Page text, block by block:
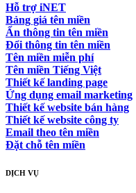
Hỗ trợ iNET
Bảng giá tên miền
Ẩn thông tin tên miền
Đổi thông tin tên miền
Tên miền miễn phí
Tên miền Tiếng Việt
Thiết kế landing page
Ứng dụng email marketing
Thiết kế website bán hàng
Thiết kế website công ty
Email theo tên miền
Đặt chỗ tên miền
DỊCH VỤ